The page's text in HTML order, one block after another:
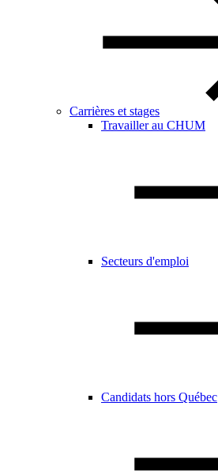
Carrières et stages
Travailler au CHUM
Secteurs d'emploi
Candidats hors Québec